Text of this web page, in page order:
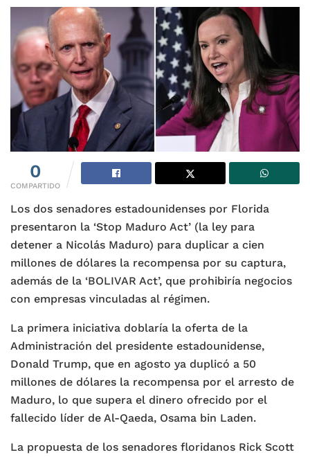
0
COMPARTIDO
Los dos senadores estadounidenses por Florida
presentaron la ‘Stop Maduro Act’ (la ley para
detener a Nicolás Maduro) para duplicar a cien
millones de dólares la recompensa por su captura,
además de la ‘BOLIVAR Act’, que prohibiría negocios
con empresas vinculadas al régimen.
La primera iniciativa doblaría la oferta de la
Administración del presidente estadounidense,
Donald Trump, que en agosto ya duplicó a 50
millones de dólares la recompensa por el arresto de
Maduro, lo que supera el dinero ofrecido por el
fallecido líder de Al-Qaeda, Osama bin Laden.
La propuesta de los senadores floridanos Rick Scott